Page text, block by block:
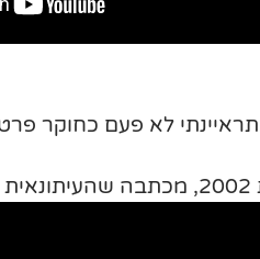
לא פעם כחוקר